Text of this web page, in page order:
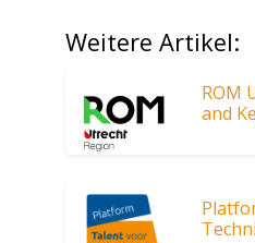
Weitere Artikel:
ROM
and